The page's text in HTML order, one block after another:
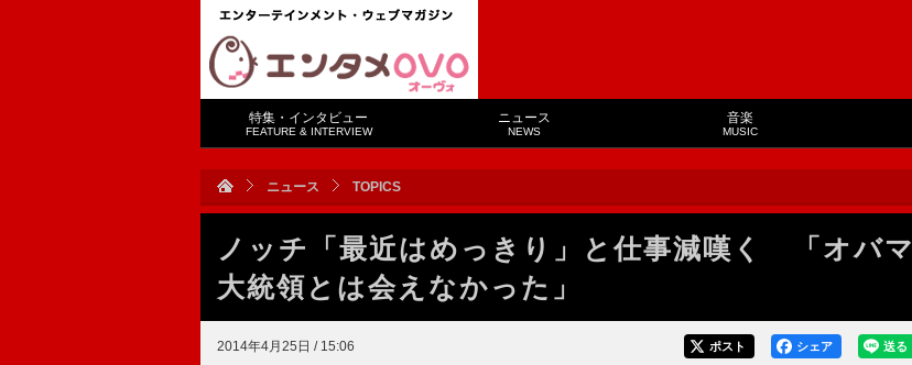
特集・インタビュー
FEATURE & INTERVIEW
ニュース
NEWS
音楽
MUSIC
ニュース TOPICS
ノッチ「最近はめっきり」と仕事減嘆く 「オバマ
大統領とは会えなかった」
2014年4月25日 / 15:06 送る
シェア
ポスト